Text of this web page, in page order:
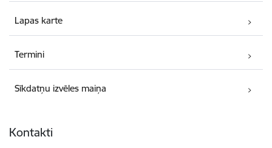
Lapas karte
Termini
Sīkdatņu izvēles maiņa
Kontakti